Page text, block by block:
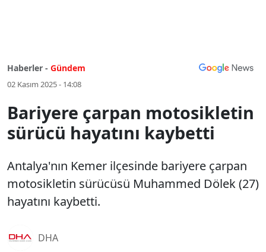
Haberler - Gündem
02 Kasım 2025 - 14:08
Bariyere çarpan motosikletin
sürücü hayatını kaybetti
Antalya'nın Kemer ilçesinde bariyere çarpan
motosikletin sürücüsü Muhammed Dölek (27)
hayatını kaybetti.
DHA